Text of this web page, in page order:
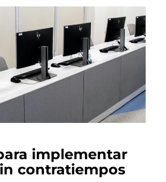
implementar
contratiempos